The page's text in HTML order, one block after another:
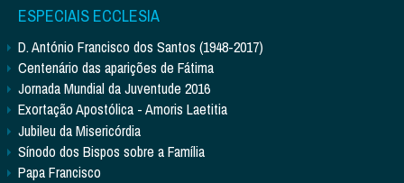
ESPECIAIS ECCLESIA
D. António Francisco dos Santos (1948-2017)
Centenário das aparições de Fátima
Jornada Mundial da Juventude 2016
Exortação Apostólica - Amoris Laetitia
Jubileu da Misericórdia
Sínodo dos Bispos sobre a Família
Papa Francisco